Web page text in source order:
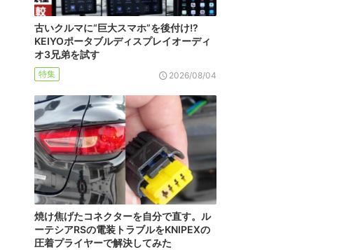
古いクルマに“巨大スマホ”を後付け!?
KEIYOポータブルディスプレイオーディ
オ3兄弟を試す
特集 2026/08/04
焼け焦げたコネクターを自分で直す。ル
ーテシアRSの電装トラブルをKNIPEXの
圧着プライヤーで解決してみた